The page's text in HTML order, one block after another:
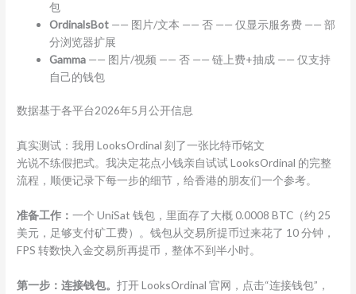
包
OrdinalsBot —— 图片/文本 —— 否 —— 仅显示服务费 —— 部
分浏览器扩展
Gamma —— 图片/视频 —— 否 —— 链上费+抽成 —— 仅支持
自己的钱包
数据基于各平台2026年5月公开信息
真实测试：我用 LooksOrdinal 刻了一张比特币铭文
光说不练假把式。我决定花点小钱亲自试试 LooksOrdinal 的完整
流程，顺便记录下每一步的细节，给香港的朋友们一个参考。
准备工作：一个 UniSat 钱包，里面存了大概 0.0008 BTC（约 25
美元，足够支付矿工费）。钱包从交易所提币过来花了 10 分钟，
FPS 转数快入金交易所再提币，整体不到半小时。
第一步：连接钱包。打开 LooksOrdinal 官网，点击“连接钱包”，